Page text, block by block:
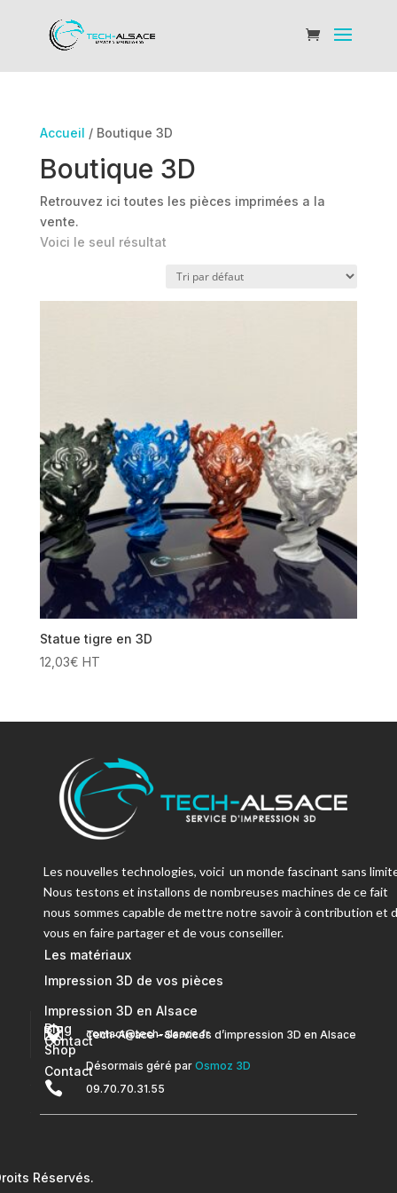
Accueil / Boutique 3D
Boutique 3D
Retrouvez ici toutes les pièces imprimées a la
vente.
Voici le seul résultat
Statue tigre en 3D
12,03€ HT
Les nouvelles technologies, voici un monde fascinant sans
Nous testons et installons de nombreuses machines de ce fait
nous sommes capable de mettre notre savoir à contribution et
vous en faire partager et de vous conseiller.
Les matériaux
Impression 3D de vos pièces
Impression 3D en Alsace
Contact
Blog
Shop
Contact
 contact@tech-alsace.fr
 Tech-Alsace – Services d’impression 3D en Alsace
Désormais géré par Osmoz 3D
 09.70.70.31.55
Réservés.